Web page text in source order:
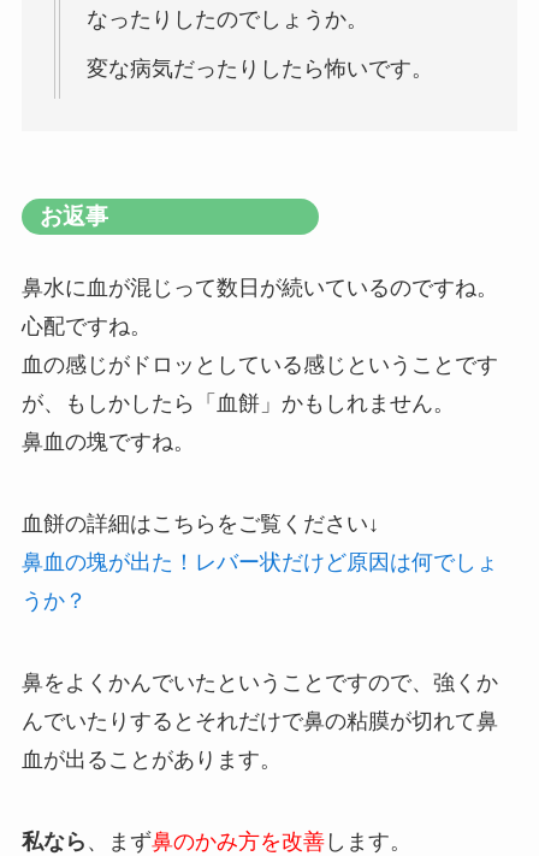
なったりしたのでしょうか。
変な病気だったりしたら怖いです。
お返事
鼻水に血が混じって数日が続いているのですね。
心配ですね。
血の感じがドロッとしている感じということです
が、もしかしたら「血餅」かもしれません。
鼻血の塊ですね。
血餅の詳細はこちらをご覧ください↓
鼻血の塊が出た！レバー状だけど原因は何でしょ
うか？
鼻をよくかんでいたということですので、強くか
んでいたりするとそれだけで鼻の粘膜が切れて鼻
血が出ることがあります。
私なら 、まず鼻のかみ方を改善します。